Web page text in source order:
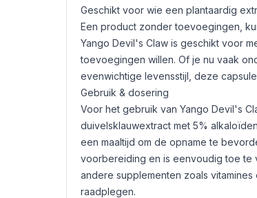
Geschikt voor wie een plantaardig
Een product zonder toevoegingen,
Yango Devil's Claw is geschikt voor
toevoegingen willen. Of je nu vaak
evenwichtige levensstijl, deze
Gebruik & dosering
Voor het gebruik van Yango Devil's
duivelsklauwextract met 5%
een maaltijd om de opname te
voorbereiding en is eenvoudig toe te
andere supplementen zoals
raadplegen.